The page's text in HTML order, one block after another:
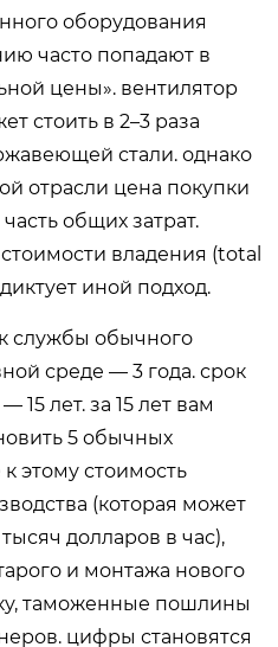
оборудования
часто попадают в
цены». вентилятор
стоить в 2–3 раза
стали. однако
отрасли цена покупки
общих затрат.
владения (total
иной подход.
службы обычного
среде — 3 года. срок
лет. за 15 лет вам
5 обычных
этому стоимость
(которая может
долларов в час),
и монтажа нового
таможенные пошлины
цифры становятся